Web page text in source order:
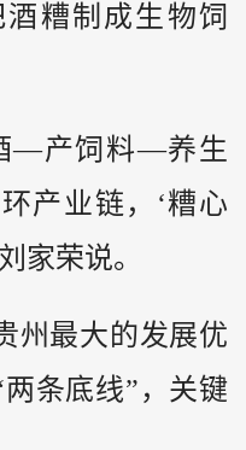
糟制成生物饲
—产饲料—养生
产业链，‘糟心
家荣说。
州最大的发展优
条底线”，关键